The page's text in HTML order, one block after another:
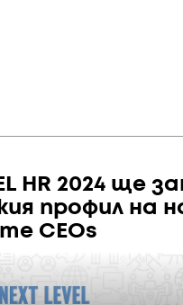
HR 2024 ще
профил на
CEOs